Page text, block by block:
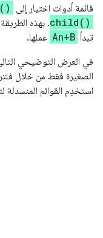
قائمة أدوات اختيار إلى
child(). بهذه
تبدأ An+B عملها.
في العرض التوضيحي
الصغيرة فقط من خلال
استخدِم القوائم المنسدلة